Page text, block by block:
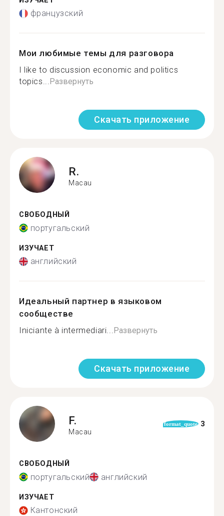
французский
Мои любимые темы для разговора
I like to discussion economic and politics
topics...Развернуть
Скачать приложение
R.
Macau
СВОБОДНЫЙ
португальский
ИЗУЧАЕТ
английский
Идеальный партнер в языковом
сообществе
Iniciante à intermediari...Развернуть
Скачать приложение
F.
Macau
format_quote 3
СВОБОДНЫЙ
португальский английский
ИЗУЧАЕТ
Кантонский